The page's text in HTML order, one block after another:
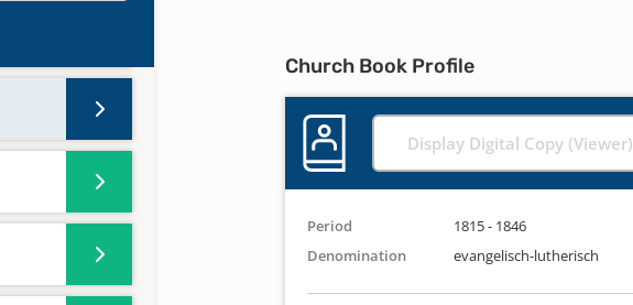
Church Book Profile
Display Digital Copy (Viewer)
Period
1815 - 1846
Denomination
evangelisch-lutherisch